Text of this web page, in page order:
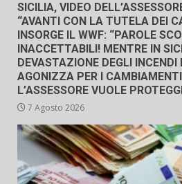
SICILIA, VIDEO
“AVANTI CON LA TUTELA DEI
INSORGE IL WWF: “PAROLE
INACCETTABILI! MENTRE IN
DEVASTAZIONE DEGLI INCENDI
AGONIZZA PER I
L’ASSESSORE VUOLE
7 Agosto 2026